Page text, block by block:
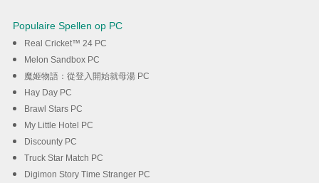
Populaire Spellen op PC
Real Cricket™ 24 PC
Melon Sandbox PC
魔姬物語：從登入開始就母湯 PC
Hay Day PC
Brawl Stars PC
My Little Hotel PC
Discounty PC
Truck Star Match PC
Digimon Story Time Stranger PC